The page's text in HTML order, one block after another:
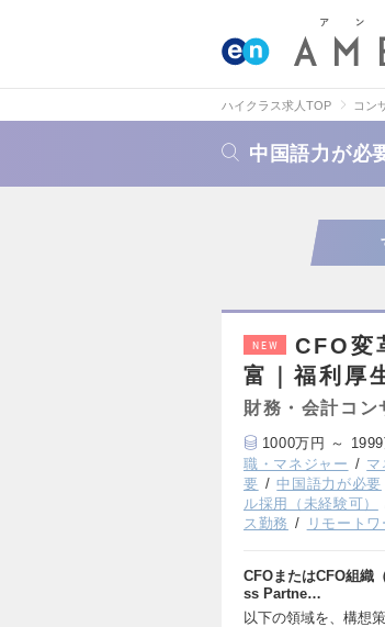
ハイクラス求人TOP コン
中国語力が必
NEW
CFO変
富｜福利厚
財務・会計コン
1000万円 ～ 1999
職・マネジャー
マ
要
中国語力が必要
ル採用（未経験可）
ス勤務
リモート
CFOまたはCFO組織
ss Partne…
以下の領域を、構想